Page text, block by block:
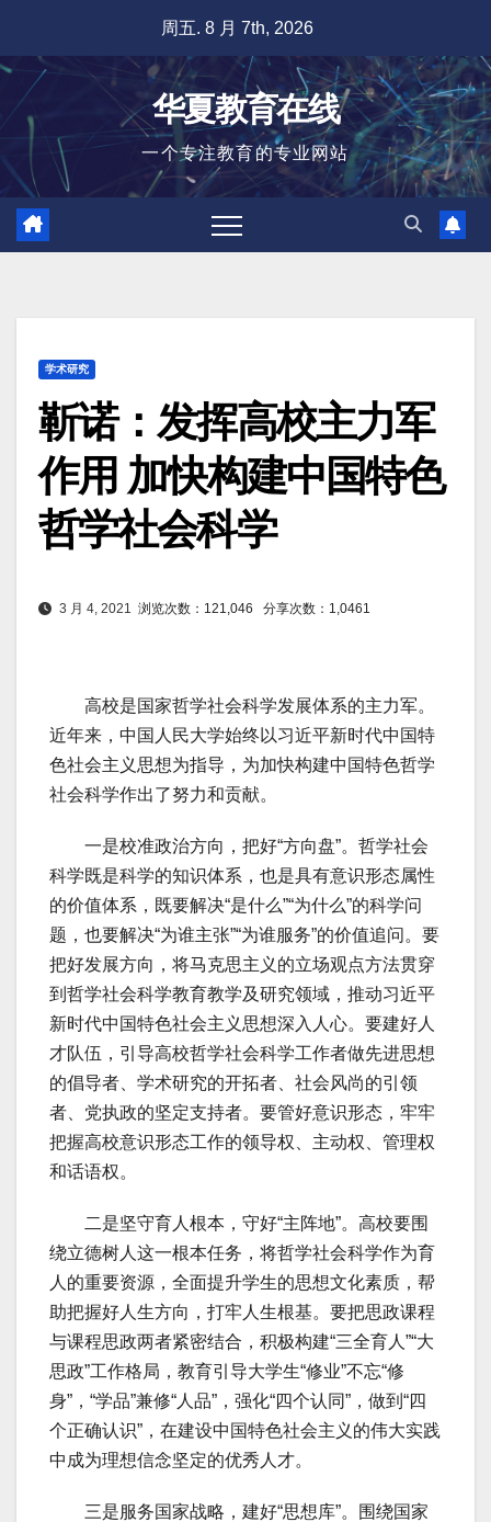
容
周五. 8 月 7th, 2026
华夏教育在线
一个专注教育的专业网站
学术研究
靳诺：发挥高校主力军
作用 加快构建中国特色
哲学社会科学
3 月 4, 2021 浏览次数：121,046 分享次数：1,0461
高校是国家哲学社会科学发展体系的主力军。
近年来，中国人民大学始终以习近平新时代中国特
色社会主义思想为指导，为加快构建中国特色哲学
社会科学作出了努力和贡献。
一是校准政治方向，把好“方向盘”。哲学社会
科学既是科学的知识体系，也是具有意识形态属性
的价值体系，既要解决“是什么”“为什么”的科学问
题，也要解决“为谁主张”“为谁服务”的价值追问。要
把好发展方向，将马克思主义的立场观点方法贯穿
到哲学社会科学教育教学及研究领域，推动习近平
新时代中国特色社会主义思想深入人心。要建好人
才队伍，引导高校哲学社会科学工作者做先进思想
的倡导者、学术研究的开拓者、社会风尚的引领
者、党执政的坚定支持者。要管好意识形态，牢牢
把握高校意识形态工作的领导权、主动权、管理权
和话语权。
二是坚守育人根本，守好“主阵地”。高校要围
绕立德树人这一根本任务，将哲学社会科学作为育
人的重要资源，全面提升学生的思想文化素质，帮
助把握好人生方向，打牢人生根基。要把思政课程
与课程思政两者紧密结合，积极构建“三全育人”“大
思政”工作格局，教育引导大学生“修业”不忘“修
身”，“学品”兼修“人品”，强化“四个认同”，做到“四
个正确认识”，在建设中国特色社会主义的伟大实践
中成为理想信念坚定的优秀人才。
三是服务国家战略，建好“思想库”。围绕国家